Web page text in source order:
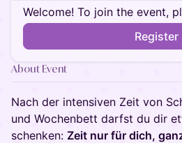
Welcome! To join the event,
Register
About Event
Nach der intensiven Zeit von
und Wochenbett darfst du dir
schenken: Zeit nur für dich,